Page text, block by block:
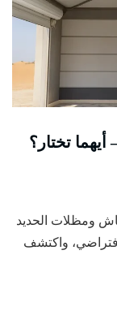
تختار؟
ومظلات الحديد
واكتشف